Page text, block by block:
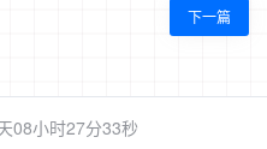
下一篇
08小时27分33秒